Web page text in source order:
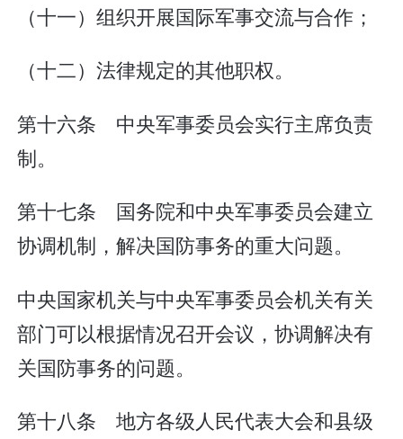
（十一）组织开展国际军事交流与合作；
（十二）法律规定的其他职权。
第十六条 中央军事委员会实行主席负责
制。
第十七条 国务院和中央军事委员会建立
协调机制，解决国防事务的重大问题。
中央国家机关与中央军事委员会机关有关
部门可以根据情况召开会议，协调解决有
关国防事务的问题。
第十八条 地方各级人民代表大会和县级